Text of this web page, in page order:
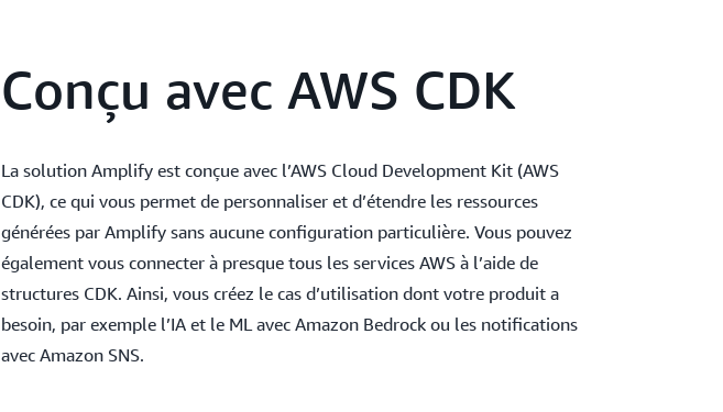
Conçu avec AWS CDK
La solution Amplify est conçue avec l’AWS Cloud Development Kit (AWS
CDK), ce qui vous permet de personnaliser et d’étendre les ressources
générées par Amplify sans aucune configuration particulière. Vous pouvez
également vous connecter à presque tous les services AWS à l’aide de
structures CDK. Ainsi, vous créez le cas d’utilisation dont votre produit a
besoin, par exemple l’IA et le ML avec Amazon Bedrock ou les notifications
avec Amazon SNS.